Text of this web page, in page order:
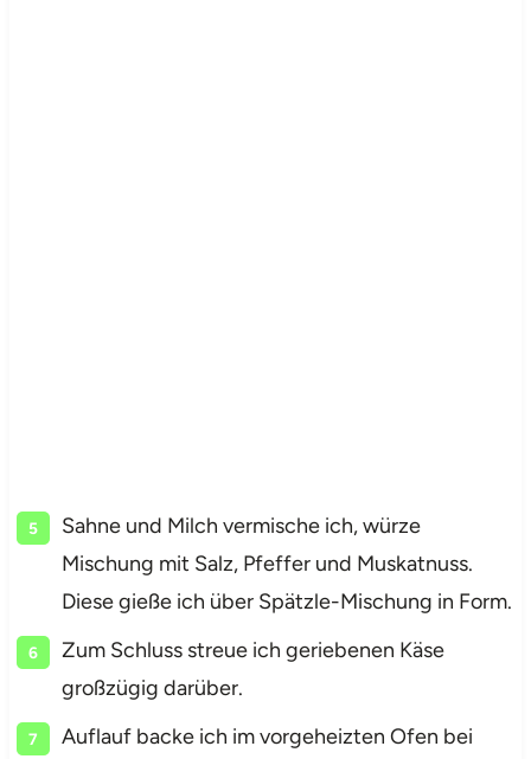
Sahne und Milch vermische ich, würze
Mischung mit Salz, Pfeffer und Muskatnuss.
Diese gieße ich über Spätzle-Mischung in Form.
Zum Schluss streue ich geriebenen Käse
großzügig darüber.
Auflauf backe ich im vorgeheizten Ofen bei